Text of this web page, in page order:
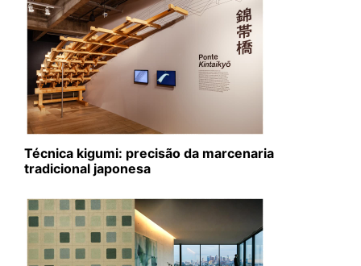
Técnica kigumi: precisão da marcenaria
tradicional japonesa